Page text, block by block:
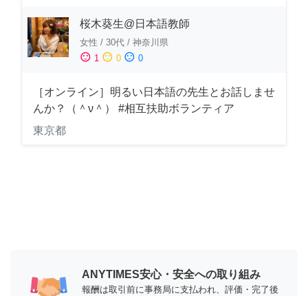
桜木葵生@日本語教師
女性 / 30代 / 神奈川県
sentiment_satisfied 1 sentiment_neutral 0 sentiment_dissatisfied 0
［オンライン］明るい日本語の先生とお話しませ
んか？（＾ν＾） #相互扶助ボランティア
東京都
ANYTIMES安心・安全への取り組み
報酬は取引前に事務局に支払われ、評価・完了後